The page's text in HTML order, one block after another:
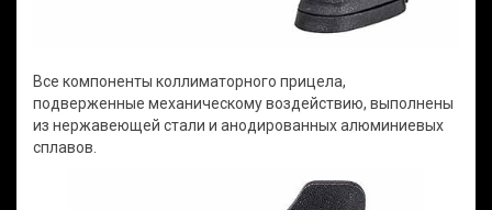
Все компоненты коллиматорного прицела,
подверженные механическому воздействию, выполнены
из нержавеющей стали и анодированных алюминиевых
сплавов.